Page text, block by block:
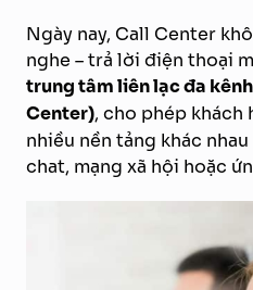
Ngày nay, Call Center
nghe – trả lời điện thoại
trung tâm liên lạc đa
Center), cho phép khách
nhiều nền tảng khác
chat, mạng xã hội hoặc